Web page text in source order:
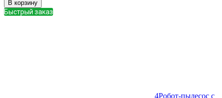
В корзину
Быстрый заказ
4Робот-пылесос с